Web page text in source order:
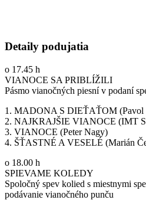
Detaily podujatia
o 17.45 h
VIANOCE SA PRIBLÍŽILI
Pásmo vianočných piesní v podaní
1. MADONA S DIEŤAŤOM (Pavol
2. NAJKRAJŠIE VIANOCE (IMT
3. VIANOCE (Peter Nagy)
4. ŠŤASTNÉ A VESELÉ (Marián
o 18.00 h
SPIEVAME KOLEDY
Spoločný spev kolied s miestnymi
podávanie vianočného punču